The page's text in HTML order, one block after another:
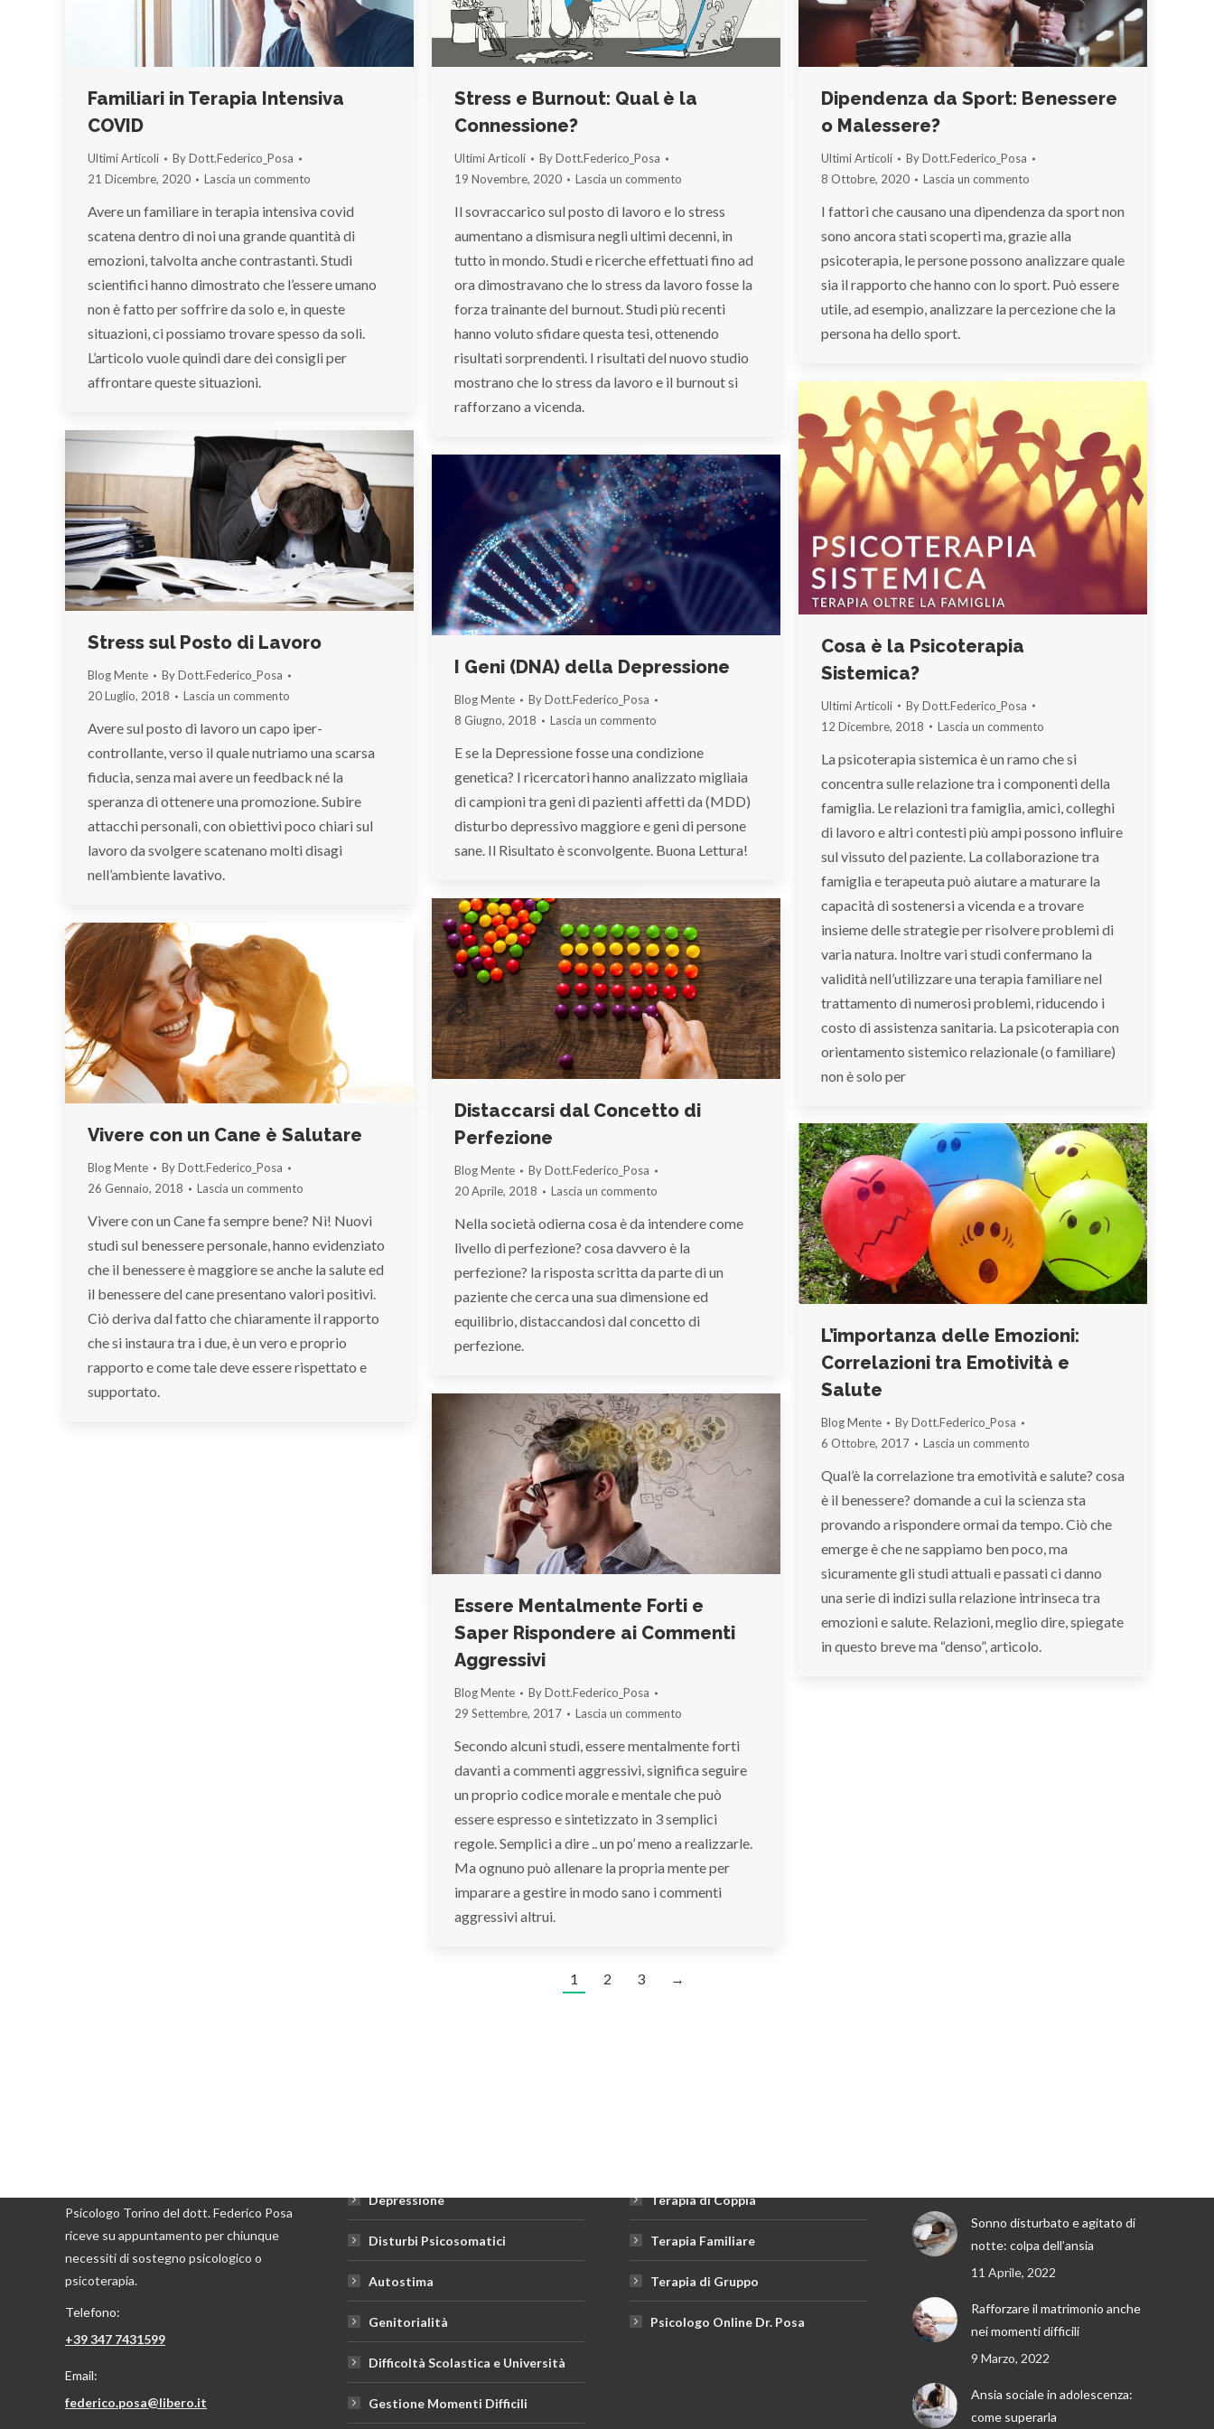
Familiari in Terapia Intensiva
COVID
Ultimi Articoli ByDott.Federico_Posa
21 Dicembre, 2020
Lascia un commento
Avere un familiare in terapia intensiva covid
scatena dentro di noi una grande quantità di
emozioni, talvolta anche contrastanti. Studi
scientifici hanno dimostrato che l’essere umano
non è fatto per soffrire da solo e, in queste
situazioni, ci possiamo trovare spesso da soli.
L’articolo vuole quindi dare dei consigli per
affrontare queste situazioni.
Stress e Burnout: Qual è la
Connessione?
Ultimi Articoli ByDott.Federico_Posa
19 Novembre, 2020
Lascia un commento
Il sovraccarico sul posto di lavoro e lo stress
aumentano a dismisura negli ultimi decenni, in
tutto in mondo. Studi e ricerche effettuati fino ad
ora dimostravano che lo stress da lavoro fosse la
forza trainante del burnout. Studi più recenti
hanno voluto sfidare questa tesi, ottenendo
risultati sorprendenti. I risultati del nuovo studio
mostrano che lo stress da lavoro e il burnout si
rafforzano a vicenda.
Dipendenza da Sport: Benessere
o Malessere?
Ultimi Articoli ByDott.Federico_Posa
8 Ottobre, 2020
Lascia un commento
I fattori che causano una dipendenza da sport non
sono ancora stati scoperti ma, grazie alla
psicoterapia, le persone possono analizzare quale
sia il rapporto che hanno con lo sport. Può essere
utile, ad esempio, analizzare la percezione che la
persona ha dello sport.
Cosa è la Psicoterapia
Sistemica?
Ultimi Articoli ByDott.Federico_Posa
12 Dicembre, 2018
Lascia un commento
La psicoterapia sistemica è un ramo che si
concentra sulle relazione tra i componenti della
famiglia. Le relazioni tra famiglia, amici, colleghi
di lavoro e altri contesti più ampi possono influire
sul vissuto del paziente. La collaborazione tra
famiglia e terapeuta può aiutare a maturare la
capacità di sostenersi a vicenda e a trovare
insieme delle strategie per risolvere problemi di
varia natura. Inoltre vari studi confermano la
validità nell’utilizzare una terapia familiare nel
trattamento di numerosi problemi, riducendo i
costo di assistenza sanitaria. La psicoterapia con
orientamento sistemico relazionale (o familiare)
non è solo per
Stress sul Posto di Lavoro
Blog Mente ByDott.Federico_Posa
20 Luglio, 2018
Lascia un commento
Avere sul posto di lavoro un capo iper-
controllante, verso il quale nutriamo una scarsa
fiducia, senza mai avere un feedback né la
speranza di ottenere una promozione. Subire
attacchi personali, con obiettivi poco chiari sul
lavoro da svolgere scatenano molti disagi
nell’ambiente lavativo.
I Geni (DNA) della Depressione
Blog Mente ByDott.Federico_Posa
8 Giugno, 2018
Lascia un commento
E se la Depressione fosse una condizione
genetica? I ricercatori hanno analizzato migliaia
di campioni tra geni di pazienti affetti da (MDD)
disturbo depressivo maggiore e geni di persone
sane. Il Risultato è sconvolgente. Buona Lettura!
Distaccarsi dal Concetto di
Perfezione
Blog Mente ByDott.Federico_Posa
20 Aprile, 2018
Lascia un commento
Nella società odierna cosa è da intendere come
livello di perfezione? cosa davvero è la
perfezione? la risposta scritta da parte di un
paziente che cerca una sua dimensione ed
equilibrio, distaccandosi dal concetto di
perfezione.
Vivere con un Cane è Salutare
Blog Mente ByDott.Federico_Posa
26 Gennaio, 2018
Lascia un commento
Vivere con un Cane fa sempre bene? Nì! Nuovi
studi sul benessere personale, hanno evidenziato
che il benessere è maggiore se anche la salute ed
il benessere del cane presentano valori positivi.
Ciò deriva dal fatto che chiaramente il rapporto
che si instaura tra i due, è un vero e proprio
rapporto e come tale deve essere rispettato e
supportato.
L’importanza delle Emozioni:
Correlazioni tra Emotività e
Salute
Blog Mente ByDott.Federico_Posa
6 Ottobre, 2017
Lascia un commento
Qual’è la correlazione tra emotività e salute? cosa
è il benessere? domande a cui la scienza sta
provando a rispondere ormai da tempo. Ciò che
emerge è che ne sappiamo ben poco, ma
sicuramente gli studi attuali e passati ci danno
una serie di indizi sulla relazione intrinseca tra
emozioni e salute. Relazioni, meglio dire, spiegate
in questo breve ma “denso”, articolo.
Essere Mentalmente Forti e
Saper Rispondere ai Commenti
Aggressivi
Blog Mente ByDott.Federico_Posa
29 Settembre, 2017
Lascia un commento
Secondo alcuni studi, essere mentalmente forti
davanti a commenti aggressivi, significa seguire
un proprio codice morale e mentale che può
essere espresso e sintetizzato in 3 semplici
regole. Semplici a dire .. un po’ meno a realizzarle.
Ma ognuno può allenare la propria mente per
imparare a gestire in modo sano i commenti
aggressivi altrui.
1 2 3 →
Psicologo Torino del dott. Federico Posa
riceve su appuntamento per chiunque
necessiti di sostegno psicologico o
psicoterapia.
Telefono:
+39 347 7431599
Email:
federico.posa@libero.it
Depressione
Disturbi Psicosomatici
Autostima
Genitorialità
Difficoltà Scolastica e Università
Gestione Momenti Difficili
Terapia di Coppia
Terapia Familiare
Terapia di Gruppo
Psicologo Online Dr. Posa
Sonno disturbato e agitato di
notte: colpa dell’ansia
11 Aprile, 2022
Rafforzare il matrimonio anche
nei momenti difficili
9 Marzo, 2022
Ansia sociale in adolescenza:
come superarla